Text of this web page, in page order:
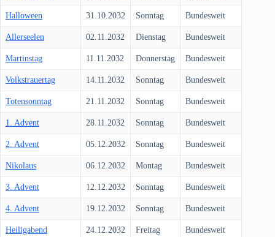
Halloween 31.10.2032 Sonntag Bundesweit
Allerseelen 02.11.2032 Dienstag Bundesweit
Martinstag 11.11.2032 Donnerstag Bundesweit
Volkstrauertag 14.11.2032 Sonntag Bundesweit
Totensonntag 21.11.2032 Sonntag Bundesweit
1. Advent 28.11.2032 Sonntag Bundesweit
2. Advent 05.12.2032 Sonntag Bundesweit
Nikolaus 06.12.2032 Montag Bundesweit
3. Advent 12.12.2032 Sonntag Bundesweit
4. Advent 19.12.2032 Sonntag Bundesweit
Heiligabend 24.12.2032 Freitag Bundesweit